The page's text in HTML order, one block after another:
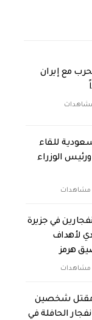
مع إيران
للقاء
الوزراء
في جزيرة
لأهداف
هرمز
مقتل شخصين
بانفجار الحافلة في